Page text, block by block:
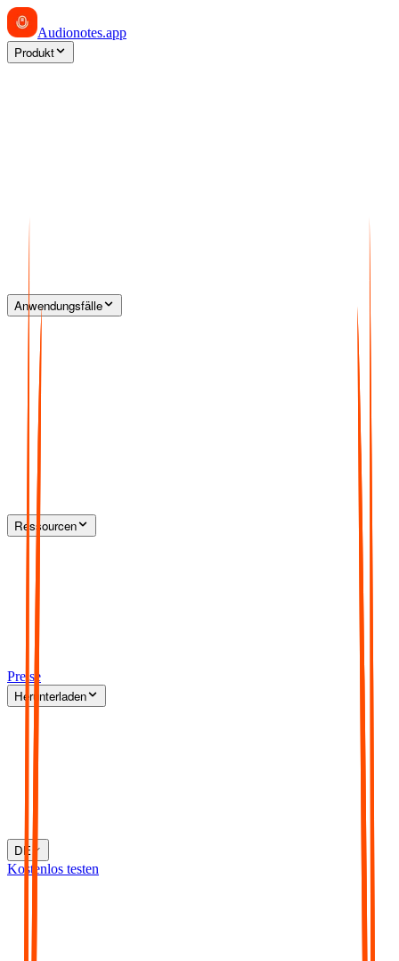
Audionotes.app
Produkt
Anwendungsfälle
Ressourcen
Preise
Herunterladen
DE
Kostenlos testen